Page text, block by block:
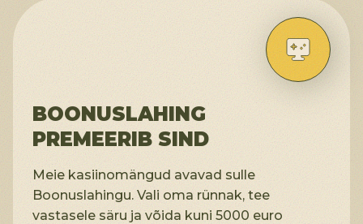
BOONUSLAHING
PREMEERIB SIND
Meie kasiinomängud avavad sulle
Boonuslahingu. Vali oma rünnak, tee
vastasele säru ja võida kuni 5000 euro